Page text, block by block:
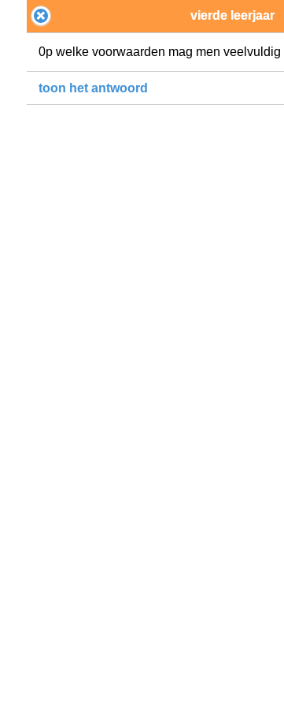
vierde leerjaar
0p welke voorwaarden mag men
toon het antwoord